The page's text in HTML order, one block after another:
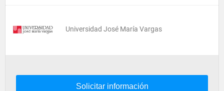
Universidad José María Vargas
Solicitar información